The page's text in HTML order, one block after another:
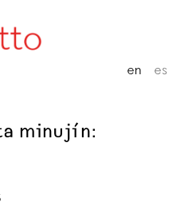
en es
minujín: